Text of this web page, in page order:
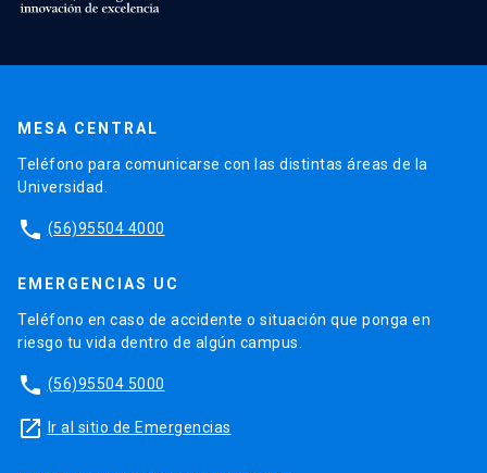
MESA CENTRAL
Teléfono para comunicarse con las distintas áreas de la
Universidad.
phone (56)95504 4000
EMERGENCIAS UC
Teléfono en caso de accidente o situación que ponga en
riesgo tu vida dentro de algún campus.
phone (56)95504 5000
launch Ir al sitio de Emergencias